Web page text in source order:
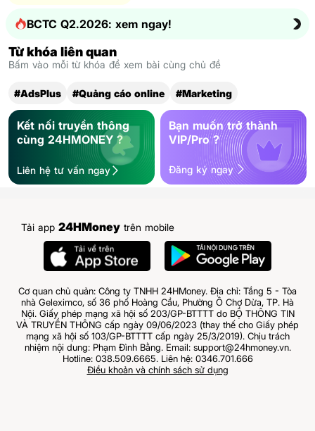
BCTC Q2.2026: xem ngay!
Từ khóa liên quan
Bấm vào mỗi từ khóa để xem bài cùng chủ đề
#AdsPlus #Quảng cáo online #Marketing
Kết nối truyền thông
cùng 24HMONEY ?
Liên hệ tư vấn ngay
Bạn muốn trở thành
VIP/Pro ?
Đăng ký ngay
Tải app 24HMoney trên mobile
Cơ quan chủ quản: Công ty TNHH 24HMoney. Địa chỉ: Tầng 5 - Tòa
nhà Geleximco, số 36 phố Hoàng Cầu, Phường Ô Chợ Dừa, TP. Hà
Nội. Giấy phép mạng xã hội số 203/GP-BTTTT do BỘ THÔNG TIN
VÀ TRUYỀN THÔNG cấp ngày 09/06/2023 (thay thế cho Giấy phép
mạng xã hội số 103/GP-BTTTT cấp ngày 25/3/2019). Chịu trách
nhiệm nội dung: Phạm Đình Bằng. Email: support@24hmoney.vn.
Hotline: 038.509.6665. Liên hệ: 0346.701.666
Điều khoản và chính sách sử dụng